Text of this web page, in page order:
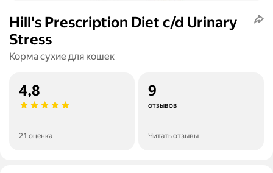
Hill's Prescription Diet c/d Urinary
Stress
Корма сухие для кошек
4,8
21 оценка
9
отзывов
Читать отзывы